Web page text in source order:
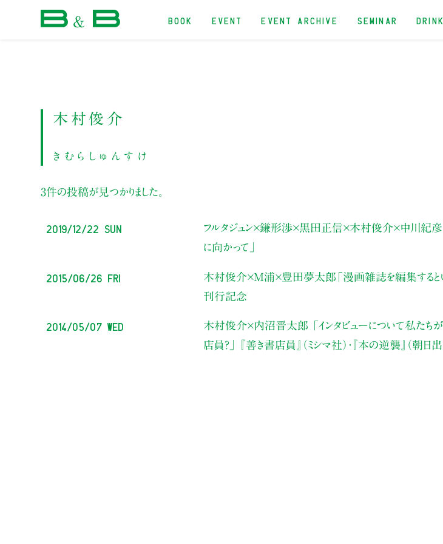
BOOK EVENT EVENT ARCHIVE SEMINAR DRINK
木村俊介
きむらしゅんすけ
3件の投稿が見つかりました。
2019/12/22 Sun フルタジュン×鎌形渉×黒田正信×木村俊介×中川紀彦
に向かって」
2015/06/26 Fri
木村俊介×M浦×豊田夢太郎「漫画雑誌を編集するという
刊行記念
2014/05/07 Wed
木村俊介×内沼晋太郎 「インタビューについて私たちが
店員？」 『善き書店員』（ミシマ社）・『本の逆襲』（朝